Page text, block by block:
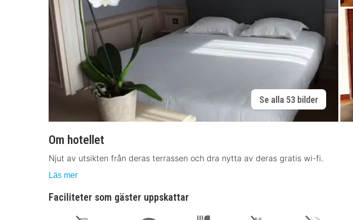
Se alla 53 bilder
Om hotellet
Njut av utsikten från deras terrassen och dra nytta av deras gratis wi-fi.
Läs mer
Faciliteter som gäster uppskattar